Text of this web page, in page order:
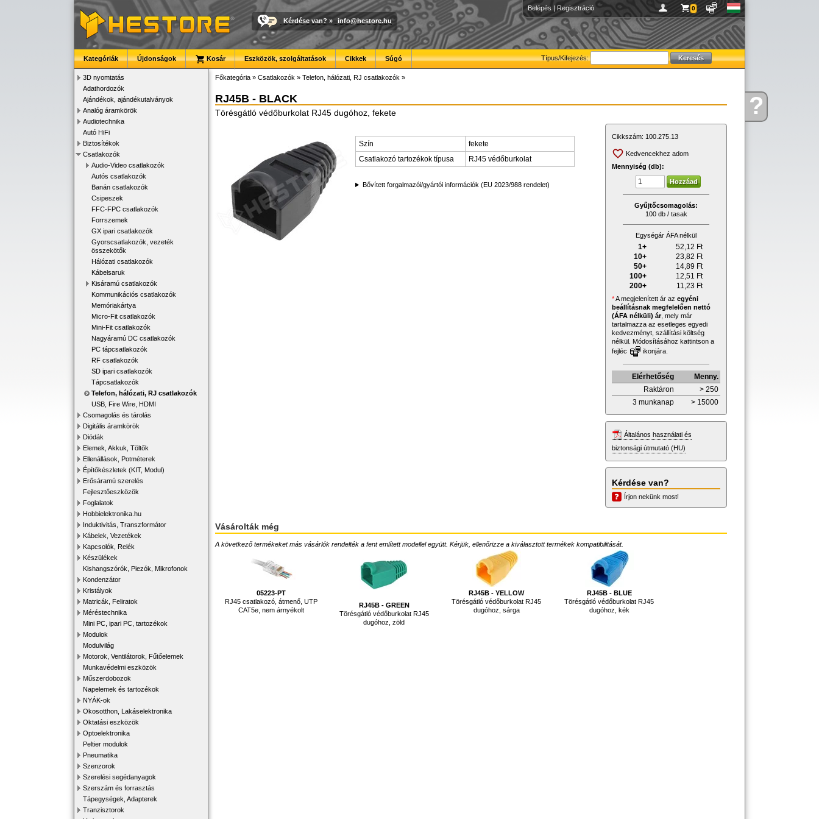
Kérdése?
Belépés | Regisztráció 0
Kérdése van? » info@hestore.hu
Típus/Kifejezés:
Kategóriák Újdonságok Kosár Eszközök, szolgáltatások Cikkek Súgó
3D nyomtatás
Adathordozók
Ajándékok, ajándékutalványok
Analóg áramkörök
Audiotechnika
Autó HiFi
Biztosítékok
Csatlakozók
Audio-Video csatlakozók
Autós csatlakozók
Banán csatlakozók
Csipeszek
FFC-FPC csatlakozók
Forrszemek
GX ipari csatlakozók
Gyorscsatlakozók, vezeték
összekötők
Hálózati csatlakozók
Kábelsaruk
Kisáramú csatlakozók
Kommunikációs csatlakozók
Memóriakártya
Micro-Fit csatlakozók
Mini-Fit csatlakozók
Nagyáramú DC csatlakozók
PC tápcsatlakozók
RF csatlakozók
SD ipari csatlakozók
Tápcsatlakozók
Telefon, hálózati, RJ csatlakozók
USB, Fire Wire, HDMI
Csomagolás és tárolás
Digitális áramkörök
Diódák
Elemek, Akkuk, Töltők
Ellenállások, Potméterek
Építőkészletek (KIT, Modul)
Erősáramú szerelés
Fejlesztőeszközök
Foglalatok
Hobbielektronika.hu
Induktivitás, Transzformátor
Kábelek, Vezetékek
Kapcsolók, Relék
Készülékek
Kishangszórók, Piezók, Mikrofonok
Kondenzátor
Kristályok
Matricák, Feliratok
Méréstechnika
Mini PC, ipari PC, tartozékok
Modulok
Modulvilág
Motorok, Ventilátorok, Fűtőelemek
Munkavédelmi eszközök
Műszerdobozok
Napelemek és tartozékok
NYÁK-ok
Okosotthon, Lakáselektronika
Oktatási eszközök
Optoelektronika
Peltier modulok
Pneumatika
Szenzorok
Szerelési segédanyagok
Szerszám és forrasztás
Tápegységek, Adapterek
Tranzisztorok
Főkategória » Csatlakozók » Telefon, hálózati, RJ csatlakozók »
RJ45B - BLACK
Törésgátló védőburkolat RJ45 dugóhoz, fekete
Szín
fekete
Csatlakozó tartozékok típusa
RJ45 védőburkolat
Bővített forgalmazói/gyártói információk (EU 2023/988 rendelet)
Cikkszám: 100.275.13
Kedvencekhez adom
Mennyiség (db):
Gyűjtőcsomagolás:
100 db / tasak
Egységár ÁFA nélkül
1+ 52,12 Ft
10+
23,82 Ft
50+
14,89 Ft
100+
12,51 Ft
200+
11,23 Ft
*A megjelenített ár az egyéni
beállításnak megfelelően nettó
(ÁFA nélküli) ár, mely már
tartalmazza az esetleges egyedi
kedvezményt, szállítási költség
nélkül. Módosításához kattintson a
fejléc
ikonjára.
Elérhetőség
Menny.
Raktáron
> 250
3 munkanap
> 15000
Általános használati és
biztonsági útmutató (HU)
Kérdése van?
Írjon nekünk most!
Vásárolták még
A következő termékeket más vásárlók rendelték a fent említett modellel együtt. Kérjük, ellenőrizze a kiválasztott termékek kompatibilitását.
05223-PT
RJ45 csatlakozó, átmenő, UTP
CAT5e, nem árnyékolt
RJ45B - GREEN
Törésgátló védőburkolat RJ45
dugóhoz, zöld
RJ45B - YELLOW
Törésgátló védőburkolat RJ45
dugóhoz, sárga
RJ45B - BLUE
Törésgátló védőburkolat RJ45
dugóhoz, kék